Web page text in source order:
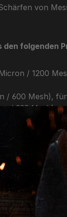
von
den folgenden
/ 1200
/ 600 Mesh),
/ 325 Mesh),
oder
mittels
sicheren
zur sicheren
und
auf der
und